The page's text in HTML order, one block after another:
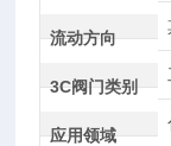
流动方向
3C阀门类别
应用领域